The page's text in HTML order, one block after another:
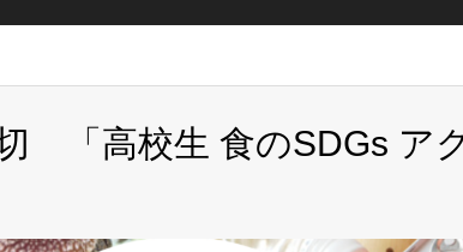
「高校生 食のSDGs ア